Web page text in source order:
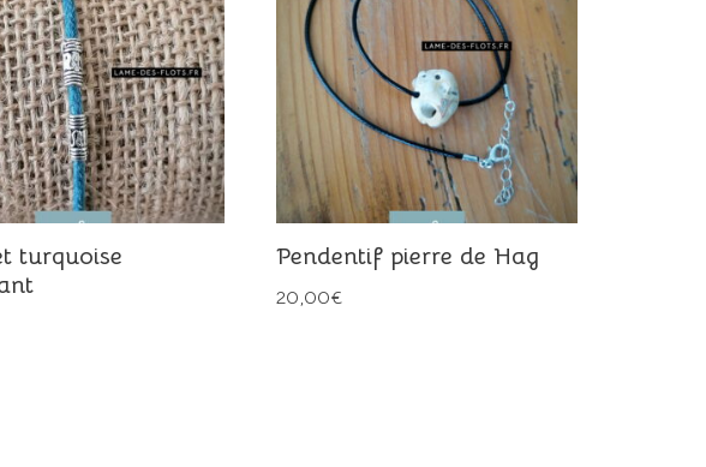
turquoise
Pendentif pierre de Hag
20,00€